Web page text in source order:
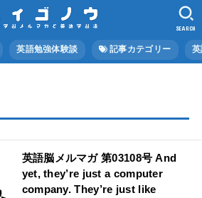
英語勉強体験談 記事カテゴリー
SEARCH
英語脳メルマガ 第03108号 And
yet, they’re just a computer
company. They’re just like